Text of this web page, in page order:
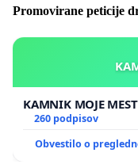
Promovirane peticije
KAMNIK MOJE
260 podpisov
Obvestilo o